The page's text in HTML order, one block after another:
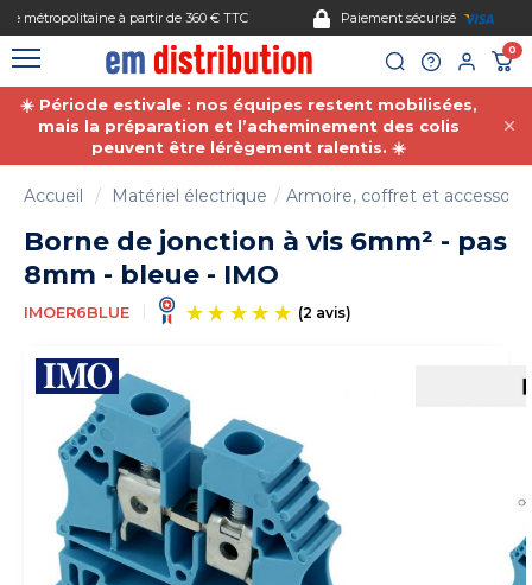
Paiement sécurisé
0
☀️ Période estivale : nos équipes restent mobilisées,
mais la préparation et l’acheminement des colis
peuvent être lérègement ralentis. ☀️
Accueil Matériel électrique Armoire, coffret et
Borne de jonction à vis 6mm² - pas
8mm - bleue - IMO
IMOER6BLUE
Gestion des cookies